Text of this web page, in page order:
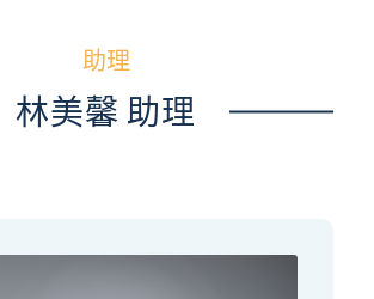
助理
林美馨 助理